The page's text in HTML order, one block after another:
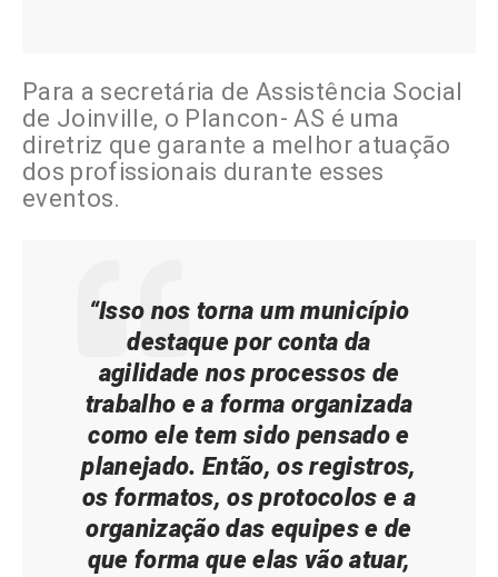
Para a secretária de Assistência Social
de Joinville, o Plancon- AS é uma
diretriz que garante a melhor atuação
dos profissionais durante esses
eventos.
“Isso nos torna um município
destaque por conta da
agilidade nos processos de
trabalho e a forma organizada
como ele tem sido pensado e
planejado. Então, os registros,
os formatos, os protocolos e a
organização das equipes e de
que forma que elas vão atuar,